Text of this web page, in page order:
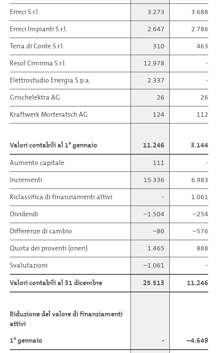
Erreci S.r.l.
3.273
3.688
Erreci Impianti S.r.l.
2.647
2.786
Terra di Conte S.r.l.
310
463
Resol Ciminna S.r.l.
12.978
-
Elettrostudio Energia S.p.a.
2.337
-
Grischelektra AG
26
26
Kraftwerk Morteratsch AG
124 112
Valori contabili al 1° gennaio 11.246
3.144
Aumento capitale
111
-
Incrementi
15.336
6.983
Riclassifica di finanziamenti attivi
-
1.061
Dividendi
–1.504
–254
Differenze di cambio
–80
–576
Quota dei proventi (oneri)
1.465
888
Svalutazioni
–1.061
-
Valori contabili al 31 dicembre
25.513 11.246
Riduzione del valore di finanziamenti
attivi
1° gennaio
-
–4.649